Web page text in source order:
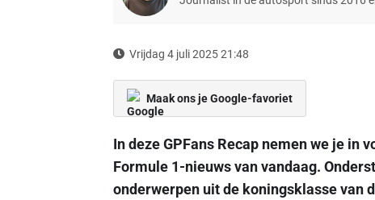
Vrijdag 4 juli 2025 21:48
Maak ons je Google-favoriet
In deze GPFans Recap nemen we je in
Formule 1-nieuws van vandaag.
onderwerpen uit de koningsklasse van